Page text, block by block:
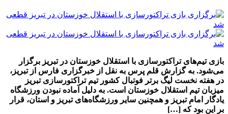
بازی تیم‌های تراکتورسازی با استقلال خوزستان در تبریز برگزار
می‌شود. به گزارش قلم پرس به نقل از خبرگزاری فارس از تبریز،
در هفته نخست لیگ برتر فوتبال کشور تیم تراکتورسازی تبریز
میزبان تیم استقلال خوزستان است. به دلیل آماده نبودن ورزشگاه
یادگار امام تبریز و همچنین سایر ورزشگاه‌های تبریز و استان، قرار
بر این بود که […]